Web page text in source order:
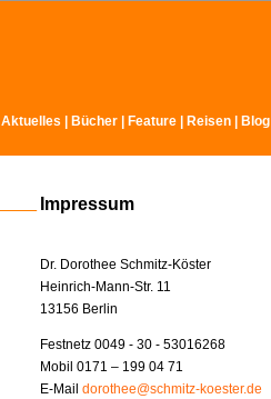
Aktuelles Bücher Feature Reisen Blog
Impressum
Dr. Dorothee Schmitz-Köster
Heinrich-Mann-Str. 11
13156 Berlin
Festnetz 0049 - 30 - 53016268
Mobil 0171 – 199 04 71
E-Mail dorothee@schmitz-koester.de